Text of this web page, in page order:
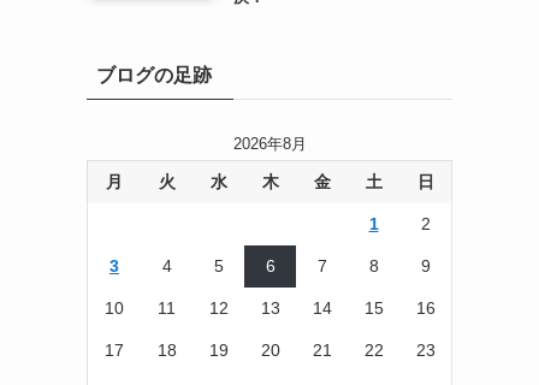
ブログの足跡
2026年8月
月 火 水 木 金 土 日
1 2
3 4 5 6 7 8 9
10 11 12 13 14 15 16
17 18 19 20 21 22 23